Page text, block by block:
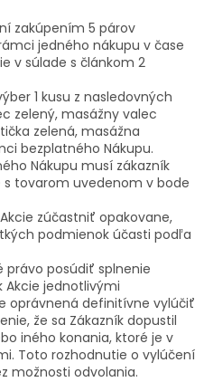
zakúpením 5 párov
jedného nákupu v čase
v súlade s článkom 2
1 kusu z nasledovných
zelený, masážny valec
zelená, masážna
bezplatného Nákupu.
Nákupu musí zákazník
s tovarom uvedenom v bode
zúčastniť opakovane,
podmienok účasti podľa
právo posúdiť splnenie
jednotlivými
oprávnená definitívne vylúčiť
že sa Zákazník dopustil
iného konania, ktoré je v
Toto rozhodnutie o vylúčení
možnosti odvolania.